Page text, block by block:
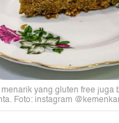
yang gluten free juga
Foto: instagram